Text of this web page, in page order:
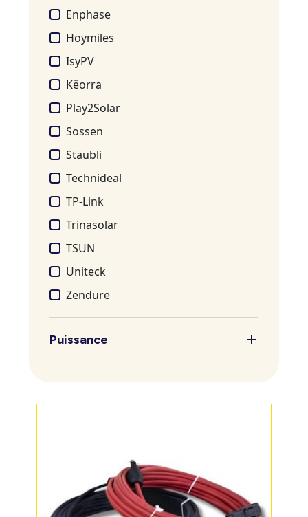
Enphase
Hoymiles
IsyPV
Këorra
Play2Solar
Sossen
Stäubli
Technideal
TP-Link
Trinasolar
TSUN
Uniteck
Zendure
Puissance